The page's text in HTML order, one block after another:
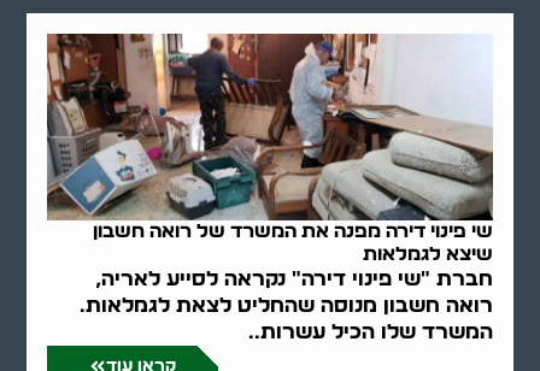
שי פינוי דירה מפנה את המשרד של רואה חשבון
שיצא לגמלאות
חברת "שי פינוי דירה" נקראה לסייע לאריה,
רואה חשבון מנוסה שהחליט לצאת לגמלאות.
המשרד שלו הכיל עשרות..
קראו עוד